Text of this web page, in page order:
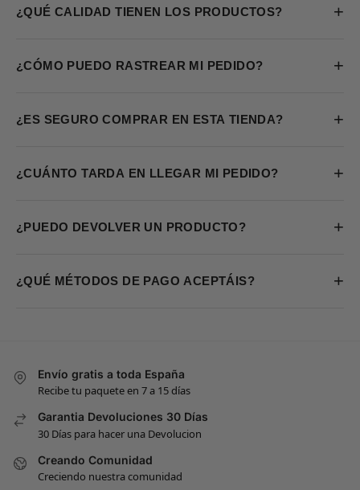
¿QUÉ CALIDAD TIENEN LOS PRODUCTOS? +
¿CÓMO PUEDO RASTREAR MI PEDIDO? +
¿ES SEGURO COMPRAR EN ESTA TIENDA? +
¿CUÁNTO TARDA EN LLEGAR MI PEDIDO? +
¿PUEDO DEVOLVER UN PRODUCTO? +
¿QUÉ MÉTODOS DE PAGO ACEPTÁIS? +
Envío gratis a toda España
Recibe tu paquete en 7 a 15 días
Garantia Devoluciones 30 Días
30 Días para hacer una Devolucion
Creando Comunidad
Creciendo nuestra comunidad